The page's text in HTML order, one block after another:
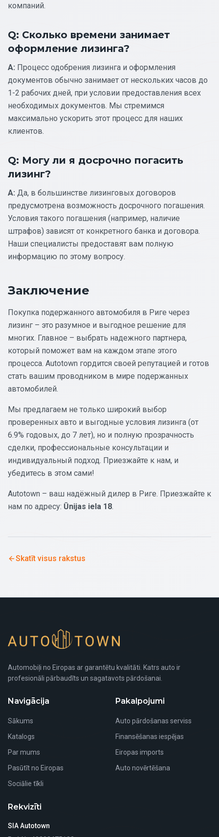
компаний.
Q: Сколько времени занимает
оформление лизинга?
A: Процесс одобрения лизинга и оформления
документов обычно занимает от нескольких часов до
1-2 рабочих дней, при условии предоставления всех
необходимых документов. Мы стремимся
максимально ускорить этот процесс для наших
клиентов.
Q: Могу ли я досрочно погасить
лизинг?
A: Да, в большинстве лизинговых договоров
предусмотрена возможность досрочного погашения.
Условия такого погашения (например, наличие
штрафов) зависят от конкретного банка и договора.
Наши специалисты предоставят вам полную
информацию по этому вопросу.
Заключение
Покупка подержанного автомобиля в Риге через
лизинг – это разумное и выгодное решение для
многих. Главное – выбрать надежного партнера,
который поможет вам на каждом этапе этого
процесса. Autotown гордится своей репутацией и готов
стать вашим проводником в мире подержанных
автомобилей.
Мы предлагаем не только широкий выбор
проверенных авто и выгодные условия лизинга (от
6.9% годовых, до 7 лет), но и полную прозрачность
сделки, профессиональные консультации и
индивидуальный подход. Приезжайте к нам, и
убедитесь в этом сами!
Autotown – ваш надёжный дилер в Риге. Приезжайте к
нам по адресу: Ūnijas iela 18.
Skatīt visus rakstus
Automobiļi no Eiropas ar garantētu kvalitāti. Katrs auto ir
profesionāli pārbaudīts un sagatavots pārdošanai.
Navigācija
Sākums
Katalogs
Par mums
Pasūtīt no Eiropas
Sociālie tīkli
Pakalpojumi
Auto pārdošanas serviss
Finansēšanas iespējas
Eiropas imports
Auto novērtēšana
Rekvizīti
SIA Autotown